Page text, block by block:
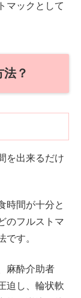
マックとして
？
を出来るだけ
時間が十分と
のフルストマ
です。
麻酔介助者
迫し、輪状軟